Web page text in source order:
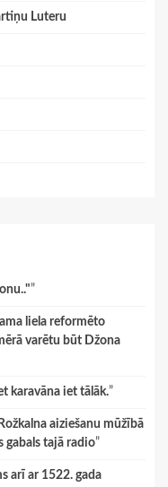
Luteru
”
liela reformēto
varētu būt Džona
karavāna iet tālāk.”
aiziešanu mūžībā
gabals tajā radio”
arī ar 1522. gada